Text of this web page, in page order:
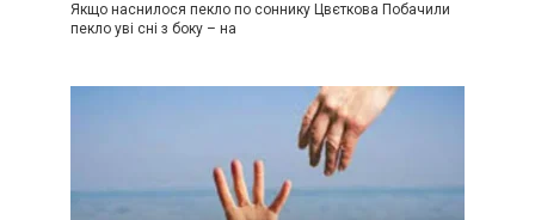
Якщо наснилося пекло по соннику Цвєткова Побачили
пекло уві сні з боку – на